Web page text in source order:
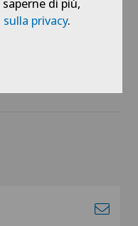
privacy.